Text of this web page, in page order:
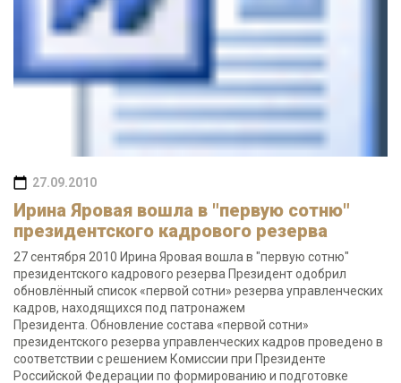
27.09.2010
Ирина Яровая вошла в "первую сотню"
президентского кадрового резерва
27 сентября 2010 Ирина Яровая вошла в "первую сотню"
президентского кадрового резерва Президент одобрил
обновлённый список «первой сотни» резерва управленческих
кадров, находящихся под патронажем
Президента. Обновление состава «первой сотни»
президентского резерва управленческих кадров проведено в
соответствии с решением Комиссии при Президенте
Российской Федерации по формированию и подготовке